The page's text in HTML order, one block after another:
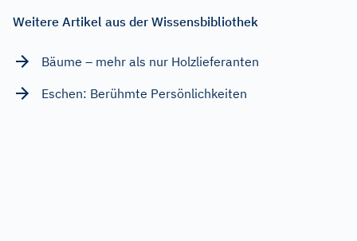
Weitere Artikel aus der Wissensbibliothek
Bäume – mehr als nur Holzlieferanten
Eschen: Berühmte Persönlichkeiten